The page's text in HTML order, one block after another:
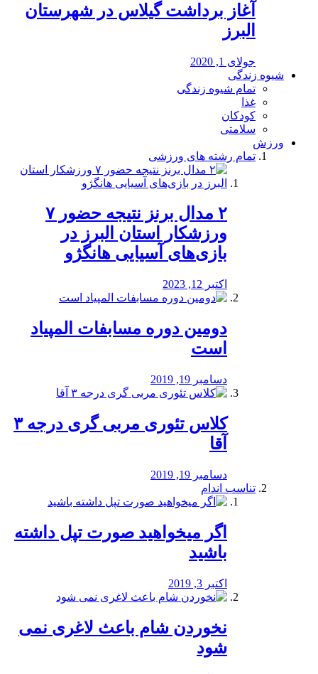
آغاز برداشت گیلاس در شهرستان
البرز
جولای 1, 2020
شیوه زندگی
تمام شیوه زندگی
غذا
کودکان
سلامتی
ورزش
تمام رشته های ورزشی
۲ مدال برنز نتیجه حضور ۷
ورزشکار استان البرز در
بازی‌های آسیایی هانگژو
اکتبر 12, 2023
دومین دوره مسابفات المپیاد
است
دسامبر 19, 2019
کلاس تئوری مربی گری درجه ۳
آقا
دسامبر 19, 2019
تناسب اندام
اگر میخواهید صورت تپل داشته
باشید
اکتبر 3, 2019
نخوردن شام باعث لاغری نمی
‌شود